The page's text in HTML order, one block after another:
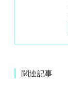
関連記事